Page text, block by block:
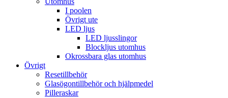
I poolen
Övrigt ute
LED ljus
LED ljusslingor
Blockljus utomhus
Okrossbara glas utomhus
Övrigt
Resetillbehör
Glasögontillbehör och hjälpmedel
Pilleraskar